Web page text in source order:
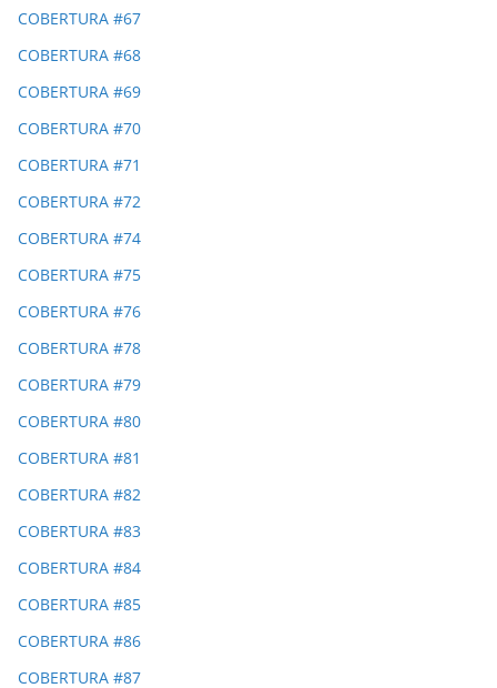
COBERTURA #67
COBERTURA #68
COBERTURA #69
COBERTURA #70
COBERTURA #71
COBERTURA #72
COBERTURA #74
COBERTURA #75
COBERTURA #76
COBERTURA #78
COBERTURA #79
COBERTURA #80
COBERTURA #81
COBERTURA #82
COBERTURA #83
COBERTURA #84
COBERTURA #85
COBERTURA #86
COBERTURA #87